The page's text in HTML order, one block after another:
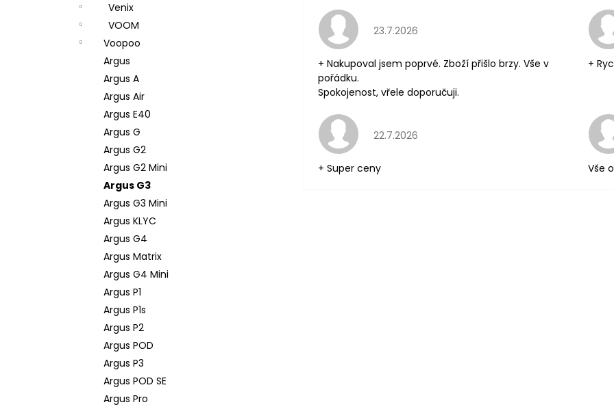
Venix
VOOM
Voopoo
Argus
Argus A
Argus Air
Argus E40
Argus G
Argus G2
Argus G2 Mini
Argus G3
Argus G3 Mini
Argus KLYC
Argus G4
Argus Matrix
Argus G4 Mini
Argus P1
Argus P1s
Argus P2
Argus POD
Argus P3
Argus POD SE
Argus Pro
Hodnocení obchodu je 5 z 5 hvězdiček.
23.7.2026
+ Nakupoval jsem poprvé. Zboží přišlo brzy. Vše v
pořádku.
Spokojenost, vřele doporučuji.
+
Hodnocení obchodu je 5 z 5 hvězdiček.
22.7.2026
+ Super ceny Vše